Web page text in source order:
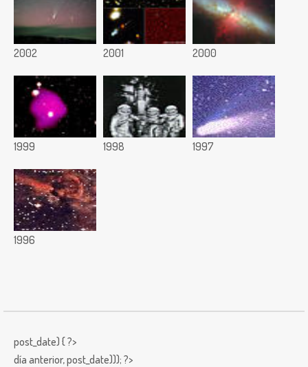
2002 2001 2000
1999 1998 1997
1996
post_date) { ?>
día anterior,post_date))); ?>